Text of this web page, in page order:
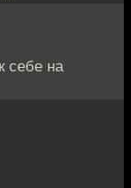
себе на